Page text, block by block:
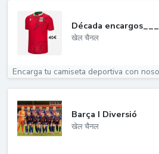
Década encargos___
खेल चैनल
Encarga tu camiseta deportiva con
Barça I Diversió
खेल चैनल